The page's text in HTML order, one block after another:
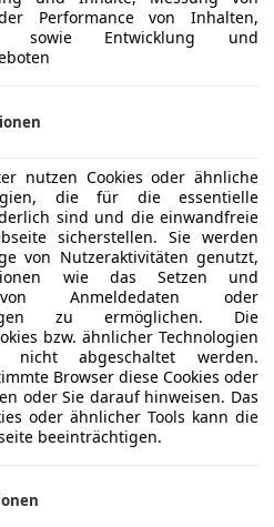
für das optimierte
aus, dazu ist derBolide
(ein Meter gegenüber 1,20 m).
Bugatti Engineering
für das Leichtbau-Projekt
am
und der
für das beachtliche
Chiron (Leergewicht knapp
wie Bugatti erläutert. Ein
Bugatti Bolide ein dermaßen
1,5 Tonnenaufweist:
bestehen aus
Komponenten des
wurde einein der Luft-
verwendet.
haben 40 Personen
Euro aufzutreiben,
- lediglich dafür
Performance von Inhalten,
sowie Entwicklung und
nutzen Cookies oder ähnliche
die für die essentielle
sind und die einwandfreie
sicherstellen. Sie werden
von Nutzeraktivitäten genutzt,
wie das Setzen und
von Anmeldedaten oder
zu ermöglichen. Die
bzw. ähnlicher Technologien
nicht abgeschaltet werden.
Browser diese Cookies oder
oder Sie darauf hinweisen. Das
oder ähnlicher Tools kann die
beeinträchtigen.